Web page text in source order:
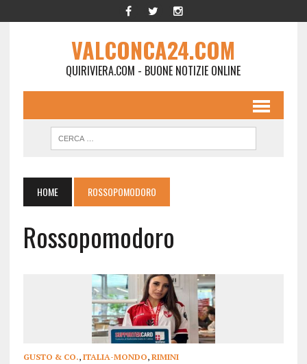
VALCONCA24.COM
QUIRIVIERA.COM - BUONE NOTIZIE ONLINE
HOME ROSSOPOMODORO
Rossopomodoro
GUSTO & CO., ITALIA-MONDO, RIMINI